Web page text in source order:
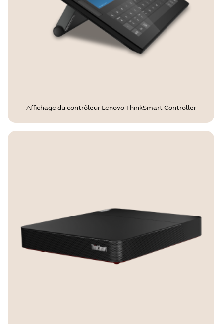
Affichage du contrôleur Lenovo ThinkSmart Controller